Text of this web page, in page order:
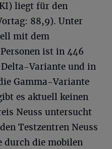
liegt für den
88,9). Unter
mit dem
ist in 446
Variante und in
Gamma-Variante
es aktuell keinen
Neuss untersucht
Testzentren Neuss
durch die mobilen